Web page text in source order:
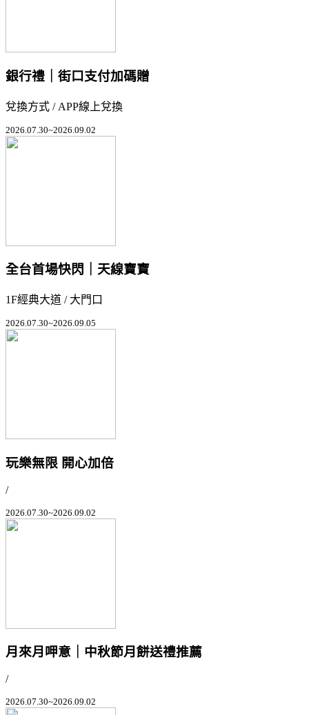
銀行禮｜街口支付加碼贈
兌換方式 / APP線上兌換
2026.07.30~2026.09.02
全台首場快閃｜天線寶寶
1F經典大道 / 大門口
2026.07.30~2026.09.05
玩樂無限 開心加倍
/
2026.07.30~2026.09.02
月來月呷意｜中秋節月餅送禮推薦
/
2026.07.30~2026.09.02